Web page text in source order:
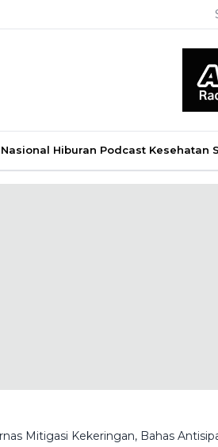
Nasional Hiburan Podcast Kesehatan
Mitigasi Kekeringan, Bahas